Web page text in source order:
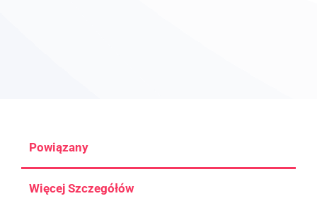
Powiązany
Więcej Szczegółów